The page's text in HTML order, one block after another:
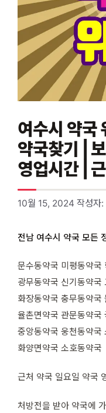
여수시 약국
약국찾기 |
영업시간 | 근
10월 15, 2024 작성자:
전남 여수시 약국 모든
문수동약국 미평동약국
광무동약국 신기동약국
화장동약국 충무동약국
율촌면약국 관문동약국
중앙동약국 웅천동약국
화양면약국 소호동약국
근처 약국 일요일 약국
처방전을 받아 약국에